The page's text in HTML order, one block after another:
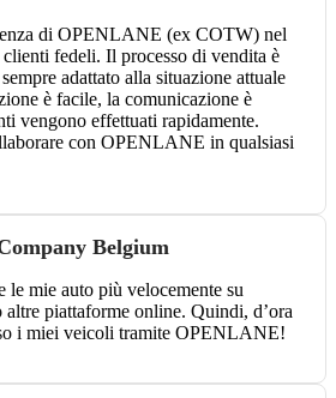
di OPENLANE (ex COTW) nel
fedeli. Il processo di vendita è
adattato alla situazione attuale
è facile, la comunicazione è
vengono effettuati rapidamente.
con OPENLANE in qualsiasi
Belgium
le mie auto più velocemente su
altre piattaforme online. Quindi, d’ora
i miei veicoli tramite OPENLANE!